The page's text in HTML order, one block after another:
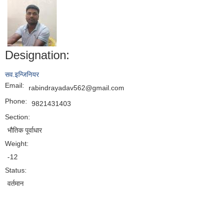
Designation:
सव.इन्जिनियर
Email:
rabindrayadav562@gmail.com
Phone:
9821431403
Section:
भौतिक पूर्वाधार
Weight:
-12
Status:
वर्तमान